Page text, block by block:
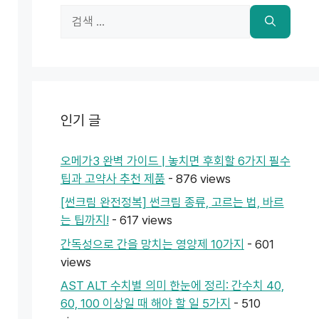
인기 글
오메가3 완벽 가이드 | 놓치면 후회할 6가지 필수
팁과 고약사 추천 제품 - 876 views
[썬크림 완전정복] 썬크림 종류, 고르는 법, 바르
는 팁까지!- 617 views
간독성으로 간을 망치는 영양제 10가지 - 601
views
AST ALT 수치별 의미 한눈에 정리: 간수치 40,
60, 100 이상일 때 해야 할 일 5가지 - 510